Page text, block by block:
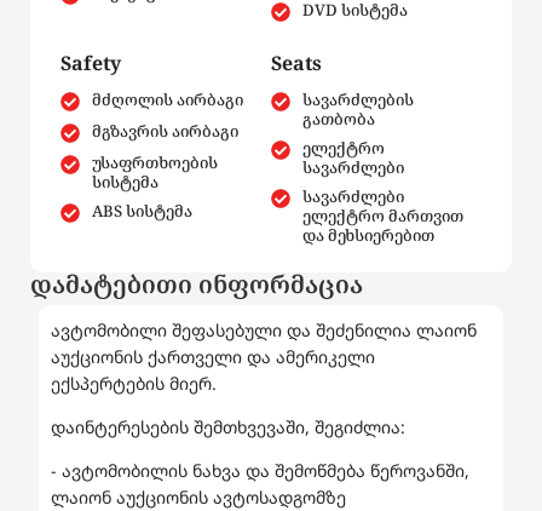
DVD სისტემა
Safety
მძღოლის აირბაგი
მგზავრის აირბაგი
უსაფრთხოების
სისტემა
ABS სისტემა
Seats
სავარძლების
გათბობა
ელექტრო
სავარძლები
სავარძლები
ელექტრო მართვით
და მეხსიერებით
დამატებითი ინფორმაცია
ავტომობილი შეფასებული და შეძენილია ლაიონ
აუქციონის ქართველი და ამერიკელი
ექსპერტების მიერ.
დაინტერესების შემთხვევაში, შეგიძლია:
- ავტომობილის ნახვა და შემოწმება წეროვანში,
ლაიონ აუქციონის ავტოსადგომზე